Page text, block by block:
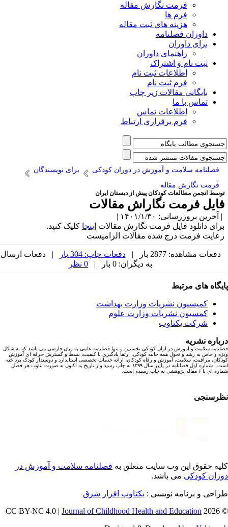
فرمت نگارش مقاله
فرم ها
هزینه های ثبت مقاله
داوران فصلنامه
برای داوران
راهنمای داوران
ثبت نام و اشتراک
اطلاعات ثبت نام
فرم ثبت نام
بایگانی مقالات زیر چاپ
تماس با ما
اطلاعات تماس
فرم برقراری ارتباط
فصلنامه سلامت و آموزش در دوران کودکی
برای نویسندگان
فرمت نگارش مقاله
انجمن مطالعات کودکان پیش از دبستان ایران
فرمت نگاراش مقالات
بروزرسانی: ۱۴۰۱/۱/۳۰ |
دانلود فایل فرمت نگارش مقالاتاینجاکلیک کنید.
فرمت درج شده مقالات الزامیست
دفعات مشاهده: 2877 بار | دفعات چاپ: 304 بار
| دفعات ارسال
به دیگران: 0 بار |
های مرتبط
کمیسیون نشریات وزارت بهداشت
کمسیون نشریات وزارت علوم
شرکت یکتاوب
نشریه
سلامت و آموزش در اوان کودکی نخستین و تنها فصلنامه علمی به زبان فارسی می باشد که به شکل
و خاص به رشد و تحول همه جانبه کودکی، ارتقا یادگیری با کیفیت، بسط و گسترش حرفه ای آموزش
مراقبت، سلامت، آموزش و رفاه کودکان، ارائه خدمات تخصصی استاندارد و دوستدار کودک پرداخته
است. شماره اول فصلنامه در پاییز سال ۱۳۹۹ به چاپ رسید واز تاریخ به اکنون به صورت تناوب هر فصل
۶ مقاله پژوهشی به چاپ رسیده است.
حقوق این وب سایت متعلق بهفصلنامه سلامت و آموزش در
کودکیمی باشد.
و برنامه نویسی : یکتاوب افزار شرق
©
Journal of Childhood Health and Education